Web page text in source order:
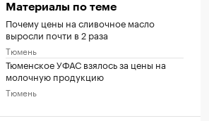
Материалы по теме
Почему цены на сливочное масло
выросли почти в 2 раза
Тюмень
Тюменское УФАС взялось за цены на
молочную продукцию
Тюмень